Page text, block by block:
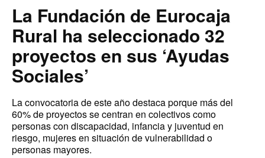
La Fundación de Eurocaja
Rural ha seleccionado 32
proyectos en sus ‘Ayudas
Sociales’
La convocatoria de este año destaca porque más del
60% de proyectos se centran en colectivos como
personas con discapacidad, infancia y juventud en
riesgo, mujeres en situación de vulnerabilidad o
personas mayores.